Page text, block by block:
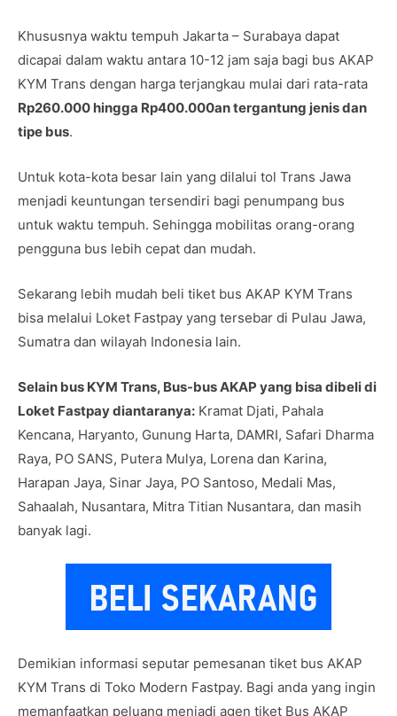
Khususnya waktu tempuh Jakarta – Surabaya dapat
dicapai dalam waktu antara 10-12 jam saja bagi bus AKAP
KYM Trans dengan harga terjangkau mulai dari rata-rata
Rp260.000 hingga Rp400.000an tergantung jenis dan
tipe bus.
Untuk kota-kota besar lain yang dilalui tol Trans Jawa
menjadi keuntungan tersendiri bagi penumpang bus
untuk waktu tempuh. Sehingga mobilitas orang-orang
pengguna bus lebih cepat dan mudah.
Sekarang lebih mudah beli tiket bus AKAP KYM Trans
bisa melalui Loket Fastpay yang tersebar di Pulau Jawa,
Sumatra dan wilayah Indonesia lain.
Selain bus KYM Trans, Bus-bus AKAP yang bisa dibeli di
Loket Fastpay diantaranya: Kramat Djati, Pahala
Kencana, Haryanto, Gunung Harta, DAMRI, Safari Dharma
Raya, PO SANS, Putera Mulya, Lorena dan Karina,
Harapan Jaya, Sinar Jaya, PO Santoso, Medali Mas,
Sahaalah, Nusantara, Mitra Titian Nusantara, dan masih
banyak lagi.
Demikian informasi seputar pemesanan tiket bus AKAP
KYM Trans di Toko Modern Fastpay. Bagi anda yang ingin
memanfaatkan peluang menjadi agen tiket Bus AKAP